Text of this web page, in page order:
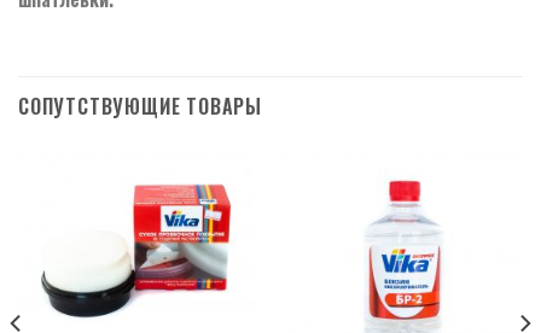
СОПУТСТВУЮЩИЕ ТОВАРЫ